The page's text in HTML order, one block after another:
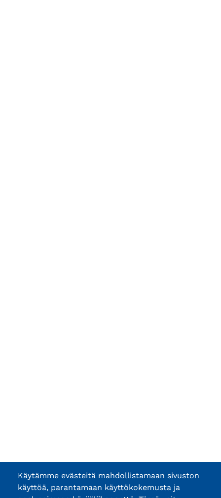
Käytämme evästeitä mahdollistamaan sivuston
käyttöä, parantamaan käyttökokemusta ja